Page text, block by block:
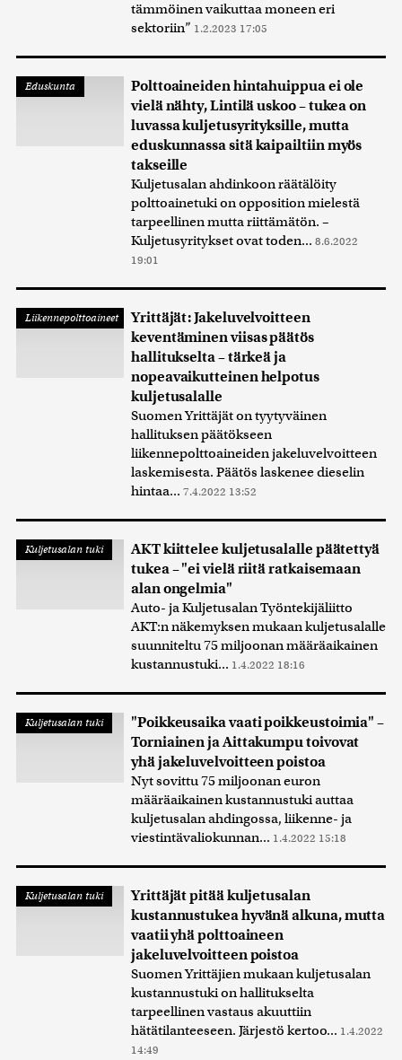
tämmöinen vaikuttaa moneen eri
sektoriin” 1.2.2023 17:05
Eduskunta
Polttoaineiden hintahuippua ei ole
vielä nähty, Lintilä uskoo – tukea on
luvassa kuljetusyrityksille, mutta
eduskunnassa sitä kaipailtiin myös
takseille
Kuljetusalan ahdinkoon räätälöity
polttoainetuki on opposition mielestä
tarpeellinen mutta riittämätön. –
Kuljetusyritykset ovat toden... 8.6.2022
19:01
Liikennepolttoaineet
Yrittäjät: Jakeluvelvoitteen
keventäminen viisas päätös
hallitukselta – tärkeä ja
nopeavaikutteinen helpotus
kuljetusalalle
Suomen Yrittäjät on tyytyväinen
hallituksen päätökseen
liikennepolttoaineiden jakeluvelvoitteen
laskemisesta. Päätös laskenee dieselin
hintaa... 7.4.2022 13:52
Kuljetusalan tuki
AKT kiittelee kuljetusalalle päätettyä
tukea – "ei vielä riitä ratkaisemaan
alan ongelmia"
Auto- ja Kuljetusalan Työntekijäliitto
AKT:n näkemyksen mukaan kuljetusalalle
suunniteltu 75 miljoonan määräaikainen
kustannustuki... 1.4.2022 18:16
Kuljetusalan tuki
"Poikkeusaika vaati poikkeustoimia" –
Torniainen ja Aittakumpu toivovat
yhä jakeluvelvoitteen poistoa
Nyt sovittu 75 miljoonan euron
määräaikainen kustannustuki auttaa
kuljetusalan ahdingossa, liikenne- ja
viestintävaliokunnan... 1.4.2022 15:18
Kuljetusalan tuki
Yrittäjät pitää kuljetusalan
kustannustukea hyvänä alkuna, mutta
vaatii yhä polttoaineen
jakeluvelvoitteen poistoa
Suomen Yrittäjien mukaan kuljetusalan
kustannustuki on hallitukselta
tarpeellinen vastaus akuuttiin
hätätilanteeseen. Järjestö kertoo... 1.4.2022
14:49